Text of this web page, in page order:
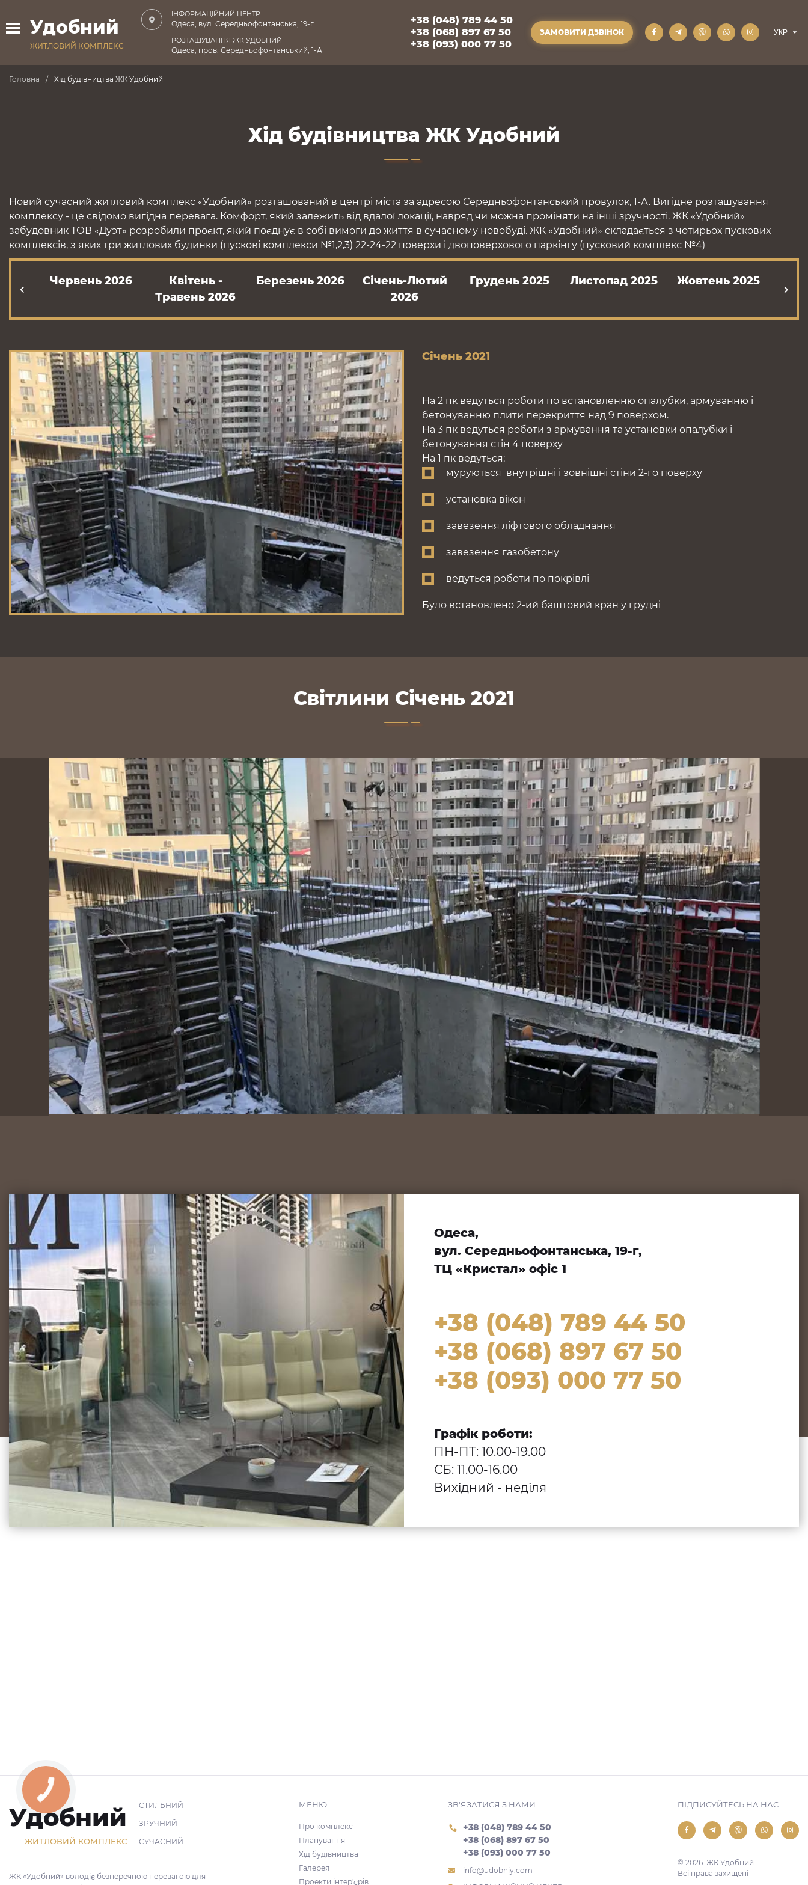
Удобний
ЖИТЛОВИЙ КОМПЛЕКС
ІНФОРМАЦІЙНИЙ ЦЕНТР:
Одеса, вул. Середньофонтанська, 19-г
РОЗТАШУВАННЯ ЖК УДОБНИЙ
Одеса, пров. Середньофонтанський, 1-А
+38 (048) 789 44 50
+38 (068) 897 67 50
+38 (093) 000 77 50
ЗАМОВИТИ ДЗВІНОК
Головна Хід будівництва ЖК Удобний
Хід будівництва ЖК Удобний
Новий сучасний житловий комплекс «Удобний» розташований в центрі міста за адресою Середньофонтанський провулок, 1-А. Вигідне розташування
комплексу - це свідомо вигідна перевага. Комфорт, який залежить від вдалої локації, навряд чи можна проміняти на інші зручності. ЖК «Удобний»
забудовник ТОВ «Дуэт» розробили проєкт, який поєднує в собі вимоги до життя в сучасному новобуді. ЖК «Удобний» складається з чотирьох пускових
комплексів, з яких три житлових будинки (пускові комплекси №1,2,3) 22-24-22 поверхи і двоповерхового паркінгу (пусковий комплекс №4)
Червень 2026
Квітень -
Травень 2026
Березень 2026
Cічень-Лютий
2026
Грудень 2025 Листопад 2025 Жовтень 2025
Січень 2021
На 2 пк ведуться роботи по встановленню опалубки, армуванню і
бетонуванню плити перекриття над 9 поверхом.
На 3 пк ведуться роботи з армування та установки опалубки і
бетонування стін 4 поверху
На 1 пк ведуться:
муруються внутрішні і зовнішні стіни 2-го поверху
установка вікон
завезення ліфтового обладнання
завезення газобетону
ведуться роботи по покрівлі
Було встановлено 2-ий баштовий кран у грудні
Світлини Січень 2021
Одеса,
вул. Середньофонтанська, 19-г,
ТЦ «Кристал» офіс 1
+38 (048) 789 44 50
+38 (068) 897 67 50
+38 (093) 000 77 50
Графік роботи:
ПН-ПТ: 10.00-19.00
СБ: 11.00-16.00
Вихідний - неділя
Удобний
ЖИТЛОВИЙ КОМПЛЕКС
СТИЛЬНИЙ
ЗРУЧНИЙ
СУЧАСНИЙ
ЖК «Удобний» володіє безперечною перевагою для
МЕНЮ
Про комплекс
Планування
Хід будівництва
Галерея
Проекти інтер'єрів
ЗВ'ЯЗАТИСЯ З НАМИ
+38 (048) 789 44 50
+38 (068) 897 67 50
+38 (093) 000 77 50
info@udobniy.com
ПІДПИСУЙТЕСЬ НА НАС
© 2026. ЖК Удобний
Всі права захищені